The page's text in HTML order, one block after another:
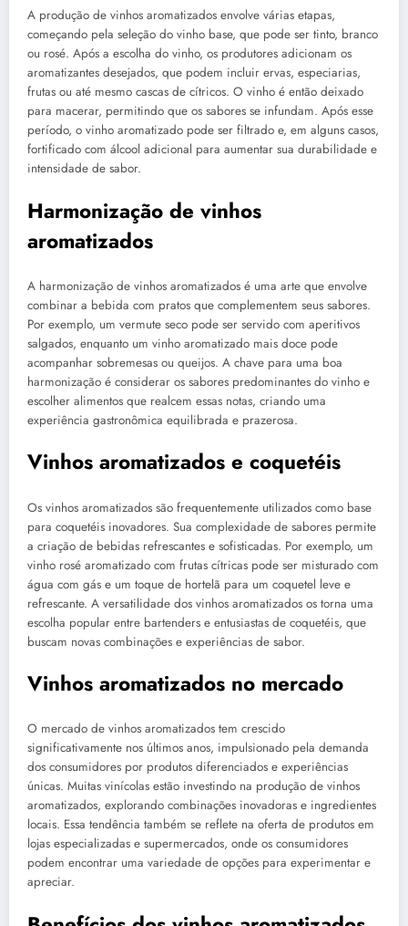
A produção de vinhos aromatizados envolve várias etapas,
começando pela seleção do vinho base, que pode ser tinto, branco
ou rosé. Após a escolha do vinho, os produtores adicionam os
aromatizantes desejados, que podem incluir ervas, especiarias,
frutas ou até mesmo cascas de cítricos. O vinho é então deixado
para macerar, permitindo que os sabores se infundam. Após esse
período, o vinho aromatizado pode ser filtrado e, em alguns casos,
fortificado com álcool adicional para aumentar sua durabilidade e
intensidade de sabor.
Harmonização de vinhos
aromatizados
A harmonização de vinhos aromatizados é uma arte que envolve
combinar a bebida com pratos que complementem seus sabores.
Por exemplo, um vermute seco pode ser servido com aperitivos
salgados, enquanto um vinho aromatizado mais doce pode
acompanhar sobremesas ou queijos. A chave para uma boa
harmonização é considerar os sabores predominantes do vinho e
escolher alimentos que realcem essas notas, criando uma
experiência gastronômica equilibrada e prazerosa.
Vinhos aromatizados e coquetéis
Os vinhos aromatizados são frequentemente utilizados como base
para coquetéis inovadores. Sua complexidade de sabores permite
a criação de bebidas refrescantes e sofisticadas. Por exemplo, um
vinho rosé aromatizado com frutas cítricas pode ser misturado com
água com gás e um toque de hortelã para um coquetel leve e
refrescante. A versatilidade dos vinhos aromatizados os torna uma
escolha popular entre bartenders e entusiastas de coquetéis, que
buscam novas combinações e experiências de sabor.
Vinhos aromatizados no mercado
O mercado de vinhos aromatizados tem crescido
significativamente nos últimos anos, impulsionado pela demanda
dos consumidores por produtos diferenciados e experiências
únicas. Muitas vinícolas estão investindo na produção de vinhos
aromatizados, explorando combinações inovadoras e ingredientes
locais. Essa tendência também se reflete na oferta de produtos em
lojas especializadas e supermercados, onde os consumidores
podem encontrar uma variedade de opções para experimentar e
apreciar.